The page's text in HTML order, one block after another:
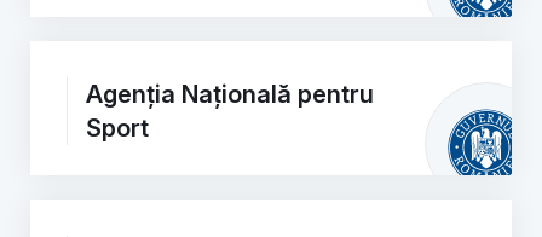
Agenția Națională pentru
Sport